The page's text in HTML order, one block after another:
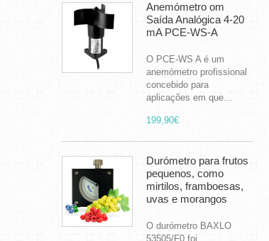
Anemómetro om
Saída Analógica 4-20
mA PCE-WS-A
O PCE-WS A é um
anemómetro profissional
concebido para
aplicações em que...
199,90€
Durómetro para frutos
pequenos, como
mirtilos, framboesas,
uvas e morangos
O durómetro BAXLO
53505/F0 foi